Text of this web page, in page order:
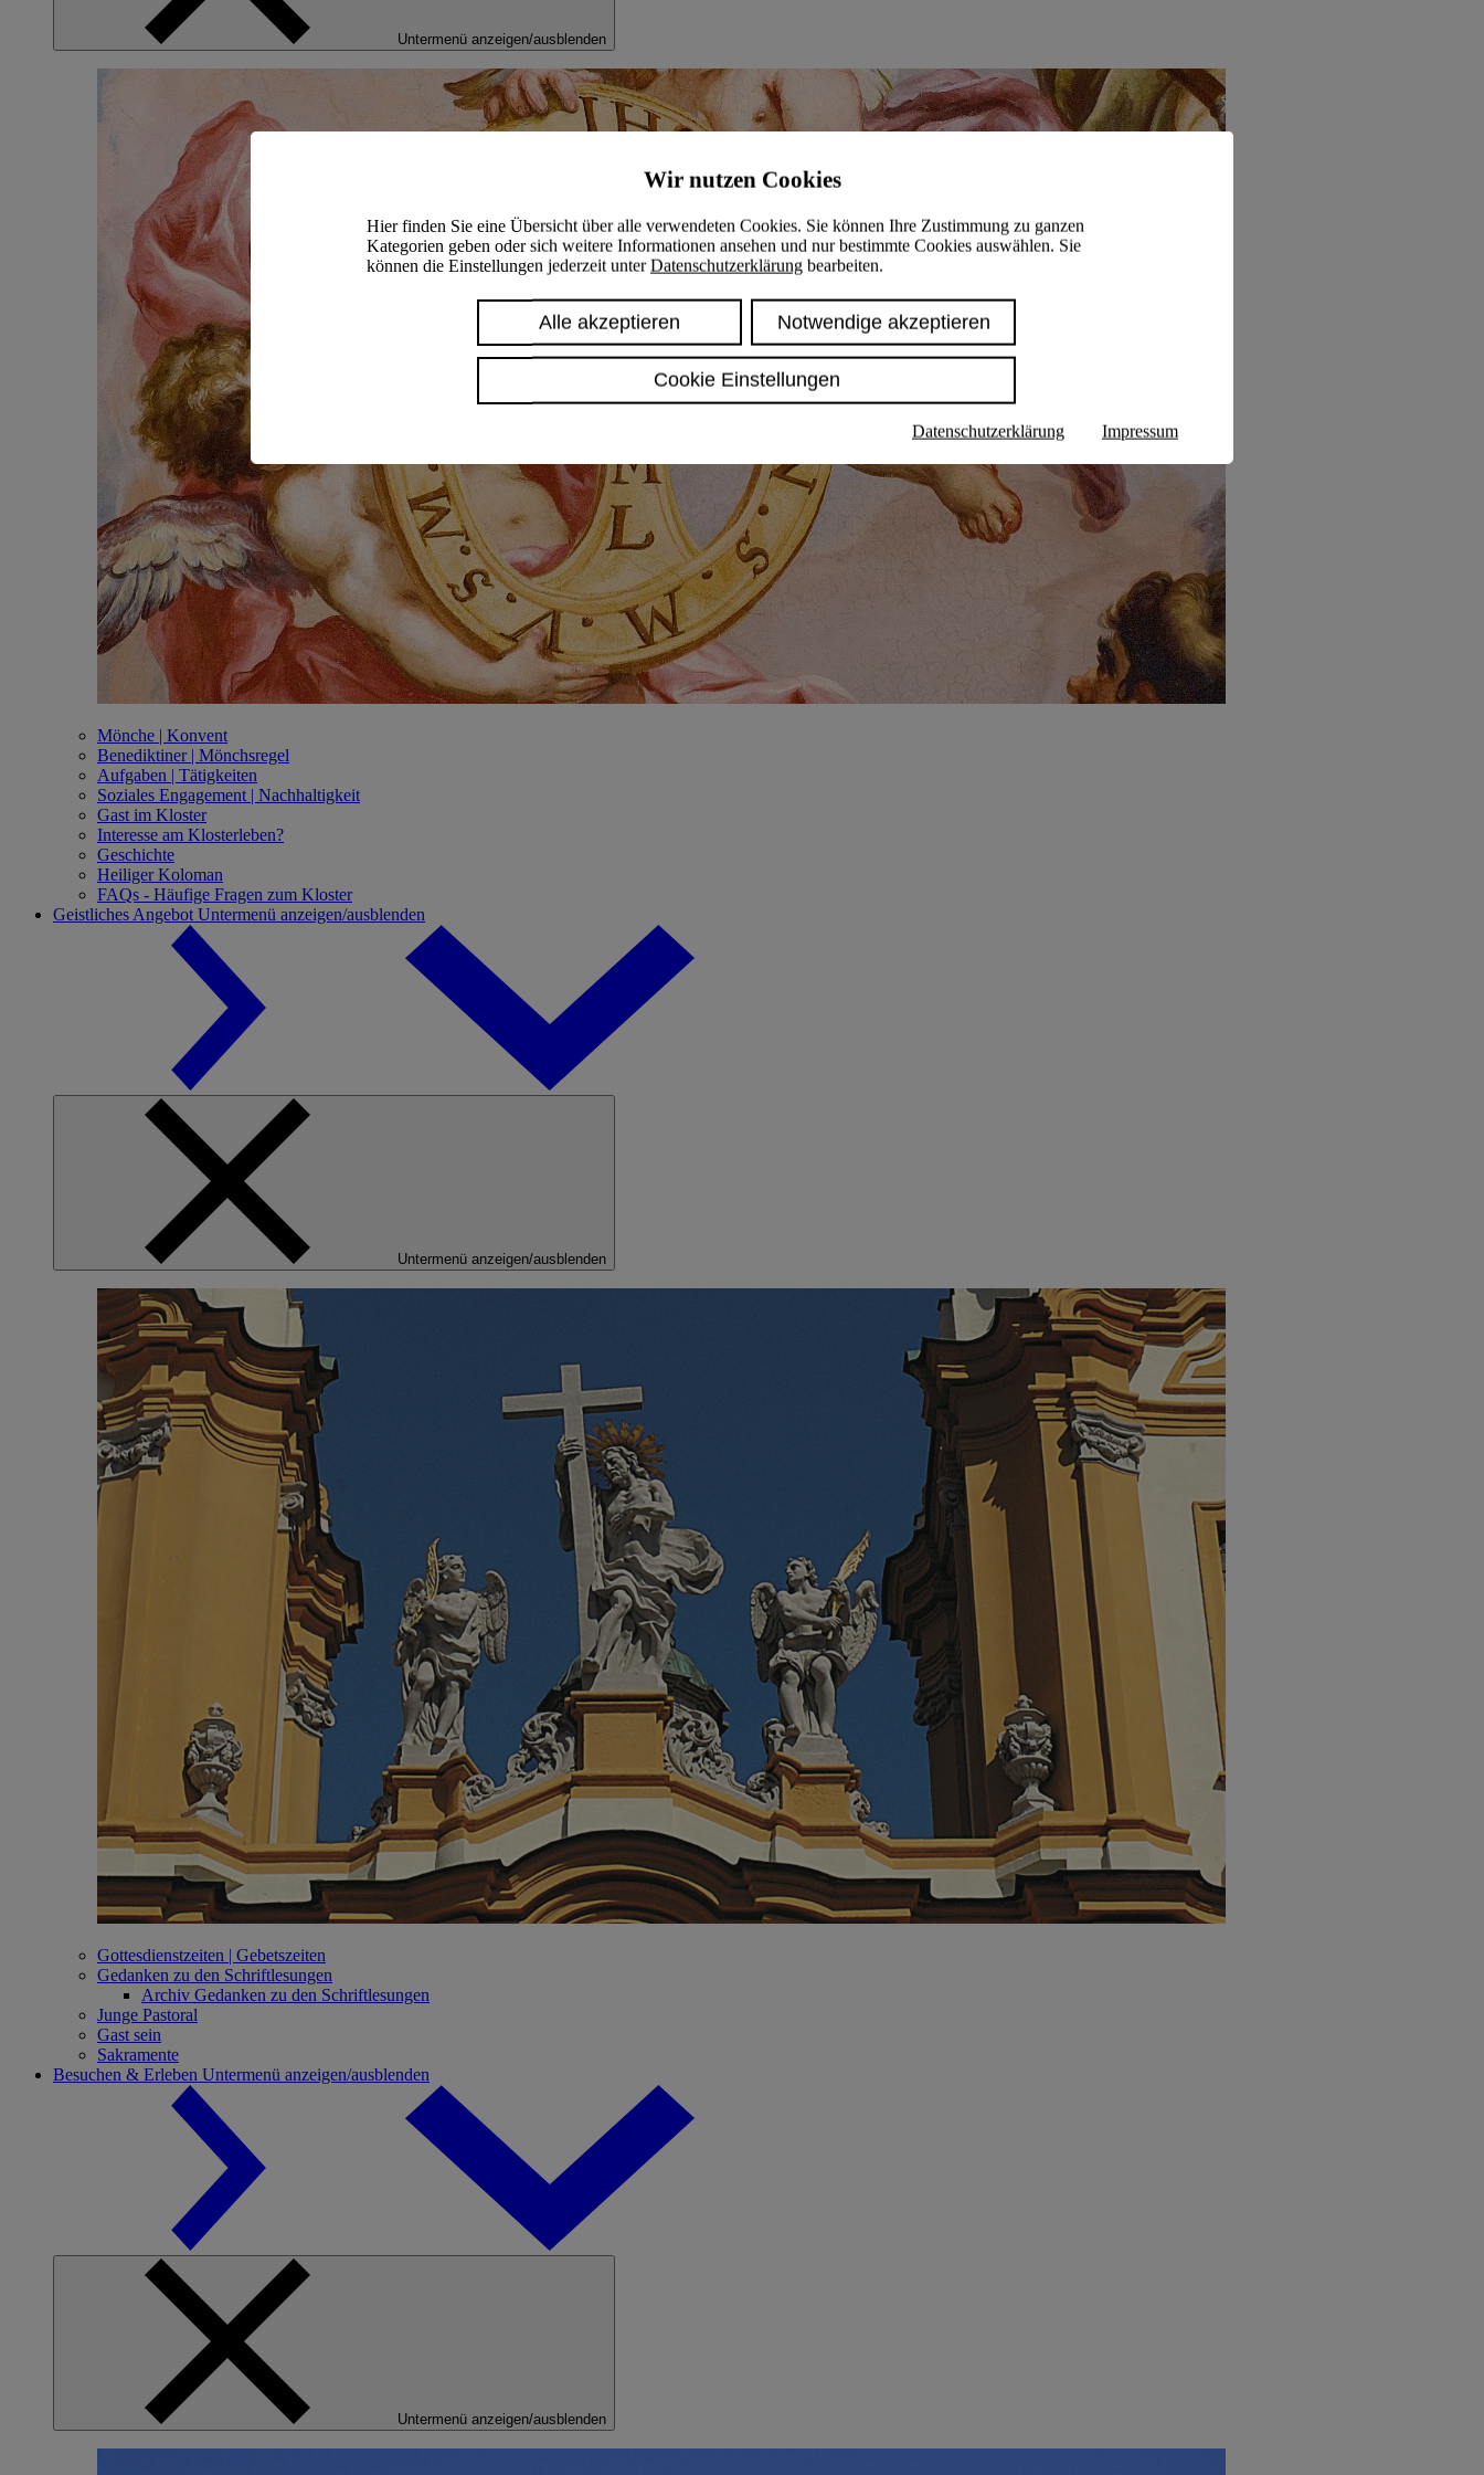
Wir nutzen Cookies
Hier finden Sie eine Übersicht über alle verwendeten Cookies. Sie können Ihre Zustimmung zu ganzen
Kategorien geben oder sich weitere Informationen ansehen und nur bestimmte Cookies auswählen. Sie
können die Einstellungen jederzeit unterDatenschutzerklärung bearbeiten.
Alle akzeptieren Notwendige akzeptieren
Cookie Einstellungen
Datenschutzerklärung Impressum
Untermenü anzeigen/ausblenden
Mönche | Konvent
Benediktiner | Mönchsregel
Aufgaben | Tätigkeiten
Soziales Engagement | Nachhaltigkeit
Gast im Kloster
Interesse am Klosterleben?
Geschichte
Heiliger Koloman
FAQs - Häufige Fragen zum Kloster
Geistliches Angebot Untermenü anzeigen/ausblenden
Untermenü anzeigen/ausblenden
Gottesdienstzeiten | Gebetszeiten
Gedanken zu den Schriftlesungen
Archiv Gedanken zu den Schriftlesungen
Junge Pastoral
Gast sein
Sakramente
Besuchen & Erleben Untermenü anzeigen/ausblenden
Untermenü anzeigen/ausblenden